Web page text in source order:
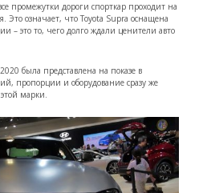
промежутки дороги спорткар проходит на
Это означает, что Toyota Supra оснащена
– это то, чего долго ждали ценители авто
была представлена на показе в
пропорции и оборудование сразу же
марки.